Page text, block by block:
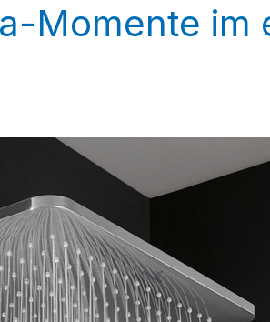
Momente im